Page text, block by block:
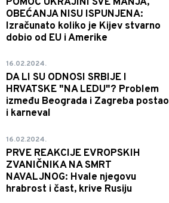
OBEĆANJA NISU ISPUNJENA:
Izračunato koliko je Kijev stvarno
dobio od EU i Amerike
16.02.2024.
DA LI SU ODNOSI SRBIJE I
HRVATSKE "NA LEDU"? Problem
između Beograda i Zagreba postao
i karneval
16.02.2024.
PRVE REAKCIJE EVROPSKIH
ZVANIČNIKA NA SMRT
NAVALJNOG: Hvale njegovu
hrabrost i čast, krive Rusiju